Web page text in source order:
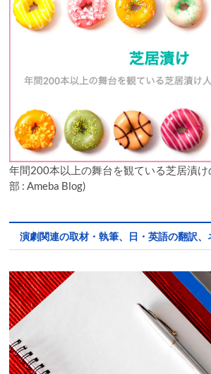
年間200本以上の舞台を観ている芝居漬
部 : Ameba Blog)
演劇関連の取材・執筆、日・英語の翻訳、